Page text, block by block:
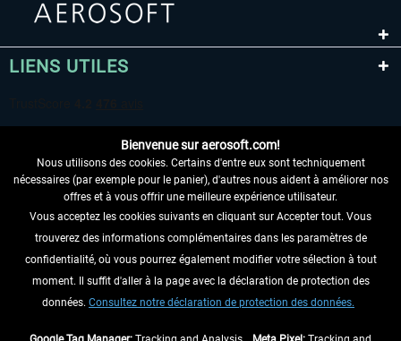
LIENS UTILES
RENONCER AU CONTRAT ICI
INFORMATIONS
NE MANQUEZ PAS LES DERNIÈRES
Bienvenue sur aerosoft.com!
Nous utilisons des cookies. Certains d'entre eux sont techniquement
nécessaires (par exemple pour le panier), d'autres nous aident à améliorer nos
offres et à vous offrir une meilleure expérience utilisateur.
Vous acceptez les cookies suivants en cliquant sur Accepter tout. Vous
trouverez des informations complémentaires dans les paramètres de
confidentialité, où vous pourrez également modifier votre sélection à tout
moment. Il suffit d'aller à la page avec la déclaration de protection des
données. Consultez notre déclaration de protection des données.